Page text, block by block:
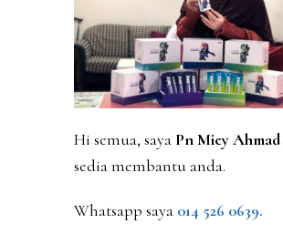
Hi semua, saya Pn Miey Ahmad
sedia membantu anda.
Whatsapp saya 014 526 0639.